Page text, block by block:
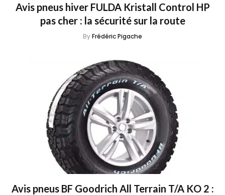
Avis pneus hiver FULDA Kristall Control HP
pas cher : la sécurité sur la route
ByFrédéric Pigache
Avis pneus BF Goodrich All Terrain T/A KO 2 :